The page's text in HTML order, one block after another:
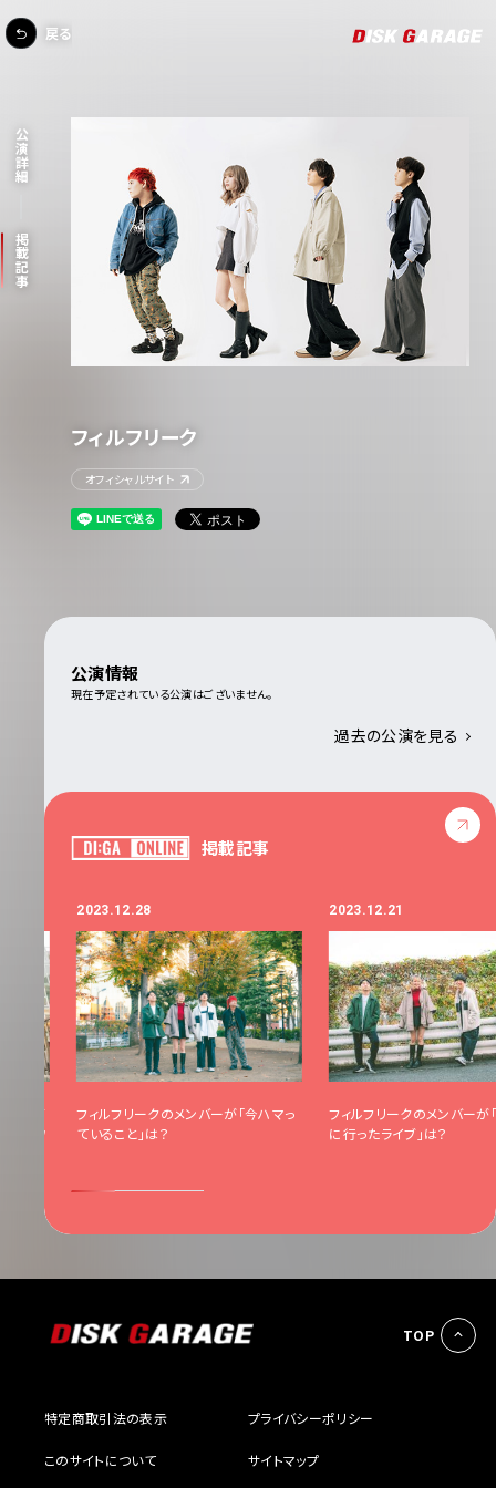
公演詳細
掲載記事
フィルフリーク
オフィシャルサイト
公演情報
現在予定されている公演はございません。
過去の公演を見る
掲載記事
て、バ
ワ
2023.12.28
フィルフリークのメンバーが「今ハマっ
ていること」は？
2023.12.21
フィルフリークのメンバーが
に行ったライブ」は？
戻る
TOP
特定商取引法の表示 プライバシーポリシー
このサイトについて サイトマップ